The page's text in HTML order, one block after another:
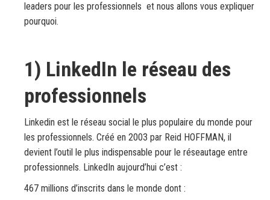
leaders pour les professionnels et nous allons vous expliquer
pourquoi.
1) LinkedIn le réseau des
professionnels
Linkedin est le réseau social le plus populaire du monde pour
les professionnels. Créé en 2003 par Reid HOFFMAN, il
devient l’outil le plus indispensable pour le réseautage entre
professionnels. LinkedIn aujourd’hui c’est :
467 millions d’inscrits dans le monde dont :